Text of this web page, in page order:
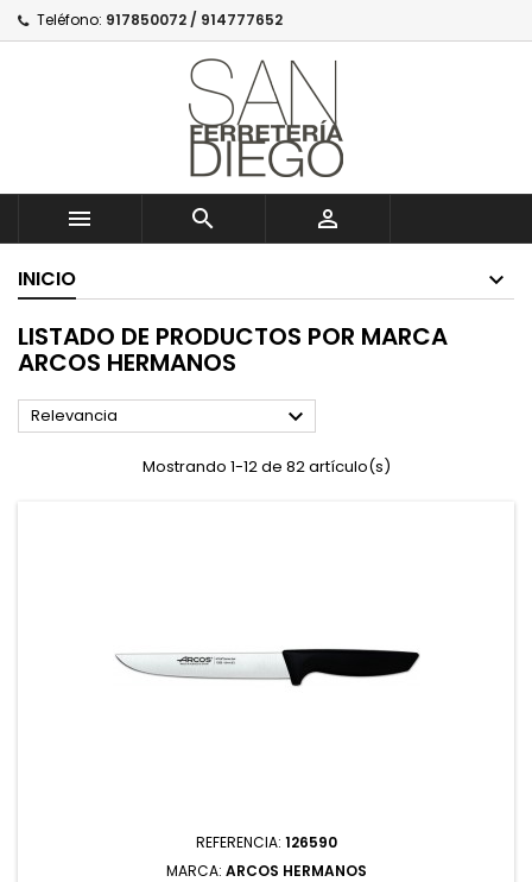
Teléfono: 917850072 / 914777652
  
INICIO
LISTADO DE PRODUCTOS POR MARCA
ARCOS HERMANOS
Relevancia 
Mostrando 1-12 de 82 artículo(s)
REFERENCIA: 126590
MARCA: ARCOS HERMANOS